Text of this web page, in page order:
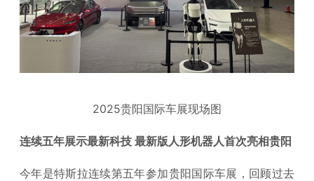
2025贵阳国际车展现场图
连续五年展示最新科技 最新版人形机器人首次亮相贵阳
今年是特斯拉连续第五年参加贵阳国际车展，回顾过去